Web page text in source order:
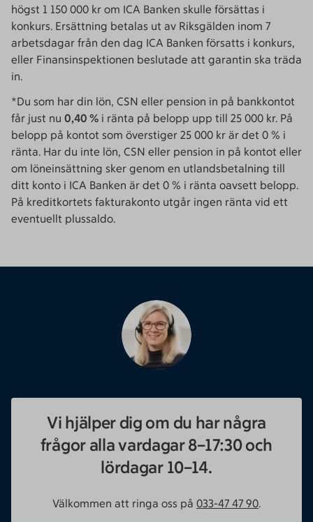
högst 1 150 000 kr om ICA Banken skulle försättas i
konkurs. Ersättning betalas ut av Riksgälden inom 7
arbetsdagar från den dag ICA Banken försatts i konkurs,
eller Finansinspektionen beslutade att garantin ska träda
in.
*Du som har din lön, CSN eller pension in på bankkontot
får just nu 0,40 % i ränta på belopp upp till 25 000 kr. På
belopp på kontot som överstiger 25 000 kr är det 0 % i
ränta. Har du inte lön, CSN eller pension in på kontot eller
om löneinsättning sker genom en utlandsbetalning till
ditt konto i ICA Banken är det 0 % i ränta oavsett belopp.
På kreditkortets fakturakonto utgår ingen ränta vid ett
eventuellt plussaldo.
Vi hjälper dig om du har några
frågor alla vardagar 8–17:30 och
lördagar 10–14.
Välkommen att ringa oss på 033-47 47 90.